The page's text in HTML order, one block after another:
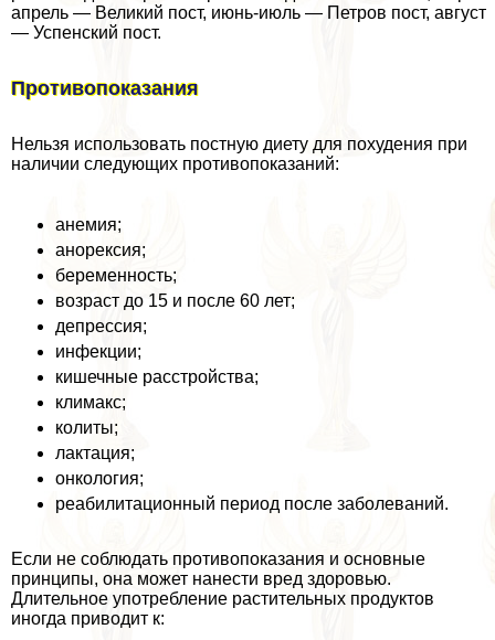
апрель — Великий пост, июнь-июль — Петров пост, август
— Успенский пост.
Противопоказания
Нельзя использовать постную диету для похудения при
наличии следующих противопоказаний:
анемия;
анорексия;
беременность;
возраст до 15 и после 60 лет;
депрессия;
инфекции;
кишечные расстройства;
климaкc;
колиты;
лактация;
oнкoлoгия;
реабилитационный период после заболеваний.
Если не соблюдать противопоказания и основные
принципы, она может нанести вред здоровью.
Длительное употрeбление растительных продуктов
иногда приводит к: